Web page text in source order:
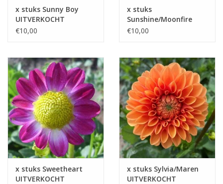
x stuks Sunny Boy
UITVERKOCHT
€10,00
x stuks
Sunshine/Moonfire
UITVERKOCHT
€10,00
x stuks Sweetheart
UITVERKOCHT
x stuks Sylvia/Maren
UITVERKOCHT